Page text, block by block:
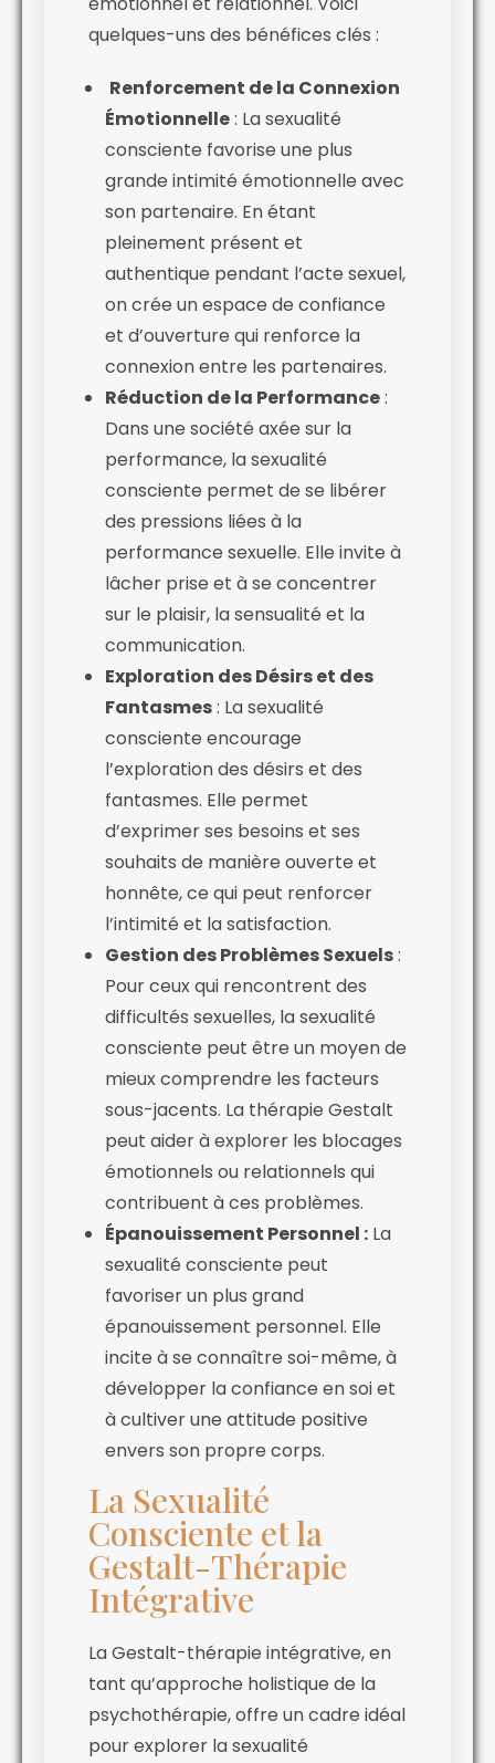
quelques-uns des bénéfices clés :
Renforcement de la Connexion
Émotionnelle: La sexualité
consciente favorise une plus
grande intimité émotionnelle avec
son partenaire. En étant
pleinement présent et
authentique pendant l’acte sexuel,
on crée un espace de confiance
et d’ouverture qui renforce la
connexion entre les partenaires.
Réduction de la Performance:
Dans une société axée sur la
performance, la sexualité
consciente permet de se libérer
des pressions liées à la
performance sexuelle. Elle invite à
lâcher prise et à se concentrer
sur le plaisir, la sensualité et la
communication.
Exploration des Désirs et des
Fantasmes: La sexualité
consciente encourage
l’exploration des désirs et des
fantasmes. Elle permet
d’exprimer ses besoins et ses
souhaits de manière ouverte et
honnête, ce qui peut renforcer
l’intimité et la satisfaction.
Gestion des Problèmes Sexuels:
Pour ceux qui rencontrent des
difficultés sexuelles, la sexualité
consciente peut être un moyen de
mieux comprendre les facteurs
sous-jacents. La thérapie Gestalt
peut aider à explorer les blocages
émotionnels ou relationnels qui
contribuent à ces problèmes.
Épanouissement Personnel : La
sexualité consciente peut
favoriser un plus grand
épanouissement personnel. Elle
incite à se connaître soi-même, à
développer la confiance en soi et
à cultiver une attitude positive
envers son propre corps.
La Sexualité
Consciente et la
Gestalt-Thérapie
Intégrative
La Gestalt-thérapie intégrative, en
tant qu’approche holistique de la
psychothérapie, offre un cadre idéal
pour explorer la sexualité